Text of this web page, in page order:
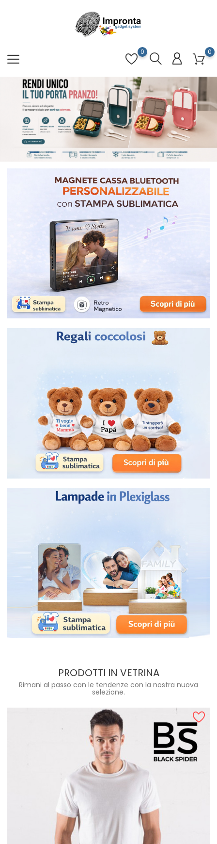
0
0
scopri i nostri Prodotti
e Attrezzature per la
Stampa Sublimatica
PRODOTTI IN VETRINA
Rimani al passo con le tendenze con la nostra nuova
selezione.